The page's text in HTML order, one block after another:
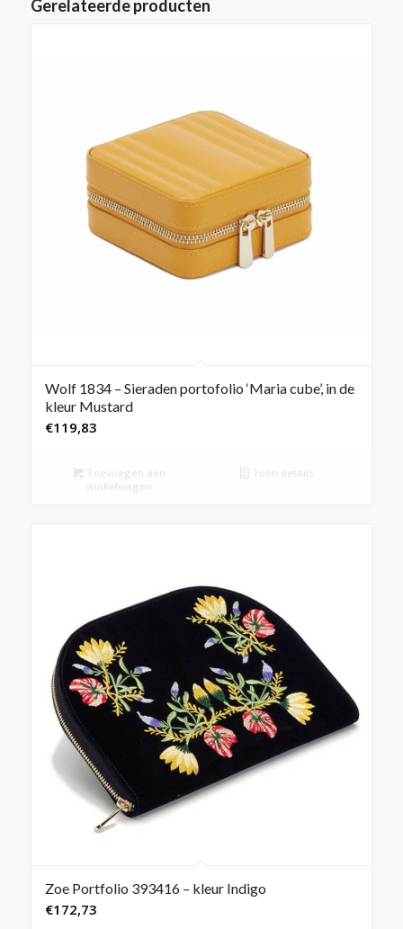
Gerelateerde producten
Wolf 1834 – Sieraden portofolio ‘Maria cube’, in de
kleur Mustard
€119,83
Toevoegen aan
winkelwagen
Toon details
Zoe Portfolio 393416 – kleur Indigo
€172,73